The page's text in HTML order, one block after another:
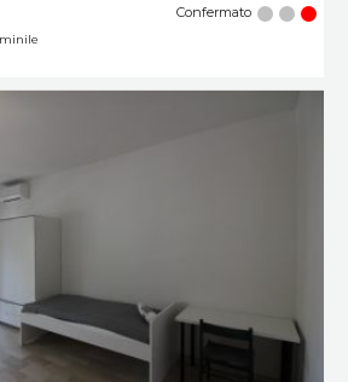
Confermato